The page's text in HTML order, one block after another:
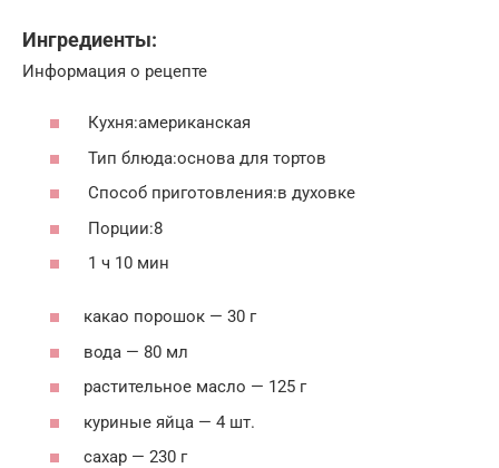
Ингредиенты:
Информация о рецепте
Кухня:американская
Тип блюда:основа для тортов
Способ приготовления:в духовке
Порции:8
1 ч 10 мин
какао порошок — 30 г
вода — 80 мл
растительное масло — 125 г
куриные яйца — 4 шт.
сахар — 230 г